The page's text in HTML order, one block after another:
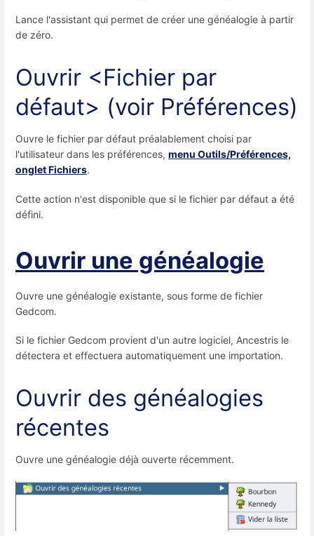
Lance l'assistant qui permet de créer une généalogie à partir
de zéro.
Ouvrir <Fichier par
défaut> (voir Préférences)
Ouvre le fichier par défaut préalablement choisi par
l'utilisateur dans les préférences, menu Outils/Préférences,
onglet Fichiers.
Cette action n'est disponible que si le fichier par défaut a été
défini.
Ouvrir une généalogie
Ouvre une généalogie existante, sous forme de fichier
Gedcom.
Si le fichier Gedcom provient d'un autre logiciel, Ancestris le
détectera et effectuera automatiquement une importation.
Ouvrir des généalogies
récentes
Ouvre une généalogie déjà ouverte récemment.